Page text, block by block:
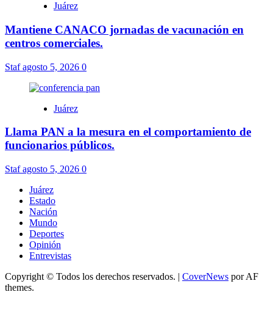
Juárez
Mantiene CANACO jornadas de vacunación en
centros comerciales.
Stafagosto 5, 2026 0
Juárez
Llama PAN a la mesura en el comportamiento de
funcionarios públicos.
Stafagosto 5, 2026 0
Juárez
Estado
Nación
Mundo
Deportes
Opinión
Entrevistas
Copyright © Todos los derechos reservados. | CoverNews por AF
themes.